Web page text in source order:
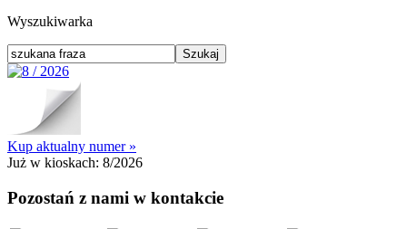
Wyszukiwarka
Kup aktualny numer »
Już w kioskach: 8/2026
Pozostań z nami w kontakcie